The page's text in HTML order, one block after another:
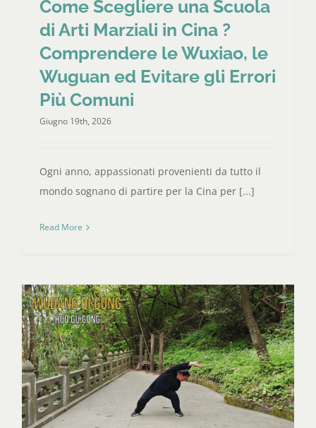
Come Scegliere una Scuola
di Arti Marziali in Cina ?
Comprendere le Wuxiao, le
Wuguan ed Evitare gli Errori
Più Comuni
Giugno 19th, 2026
Ogni anno, appassionati provenienti da tutto il
mondo sognano di partire per la Cina per [...]
Read More